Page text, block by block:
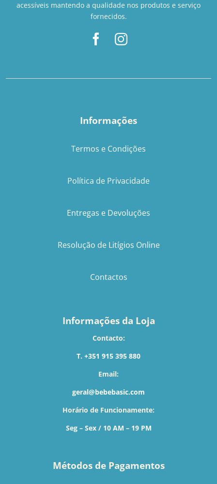
acessíveis mantendo a qualidade nos produtos e serviço
fornecidos.
Informações
Termos e Condições
Política de Privacidade
Entregas e Devoluções
Resolução de Litígios Online
Contactos
Informações da Loja
Contacto:
T. +351 915 395 880
Email:
geral@bebebasic.com
Horário de Funcionamente:
Seg – Sex / 10 AM – 19 PM
Métodos de Pagamentos